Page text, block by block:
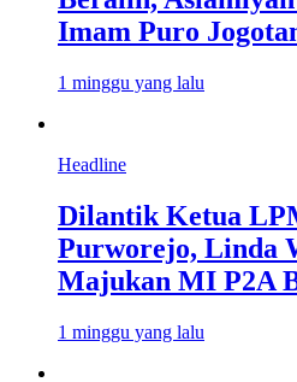
Imam Puro
1 minggu yang lalu
Headline
Dilantik Ketua
Purworejo, Linda
Majukan MI P2A
1 minggu yang lalu